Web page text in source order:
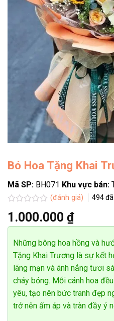
Bó Hoa Tặng Khai
Mã SP: BH071 Khu vực bán:
xếp
hạng
(đánh giá) 494đã
1.000.000 ₫
Những bông hoa hồng và
Tặng Khai Trương là sự kết
lãng mạn và ánh nắng tươi
cháy bỏng. Mỗi cánh hoa
yêu, tạo nên bức tranh đẹp
trở nên ấm áp và tràn đầy ý